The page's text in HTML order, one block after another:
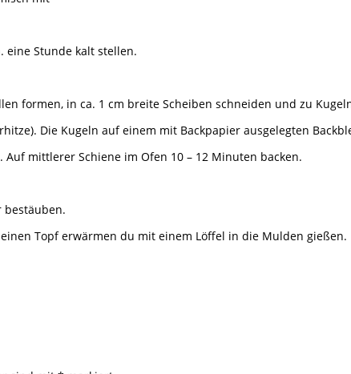
eine Stunde kalt stellen.
formen, in ca. 1 cm breite Scheiben schneiden und zu
Die Kugeln auf einem mit Backpapier ausgelegten
mittlerer Schiene im Ofen 10 – 12 Minuten backen.
bestäuben.
Topf erwärmen du mit einem Löffel in die Mulden gießen.